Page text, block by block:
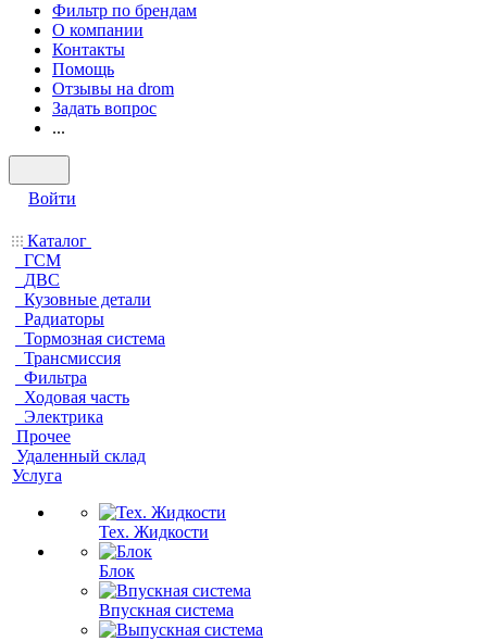
Фильтр по брендам
О компании
Контакты
Помощь
Отзывы на drom
Задать вопрос
...
Войти
Каталог
ГСМ
ДВС
Кузовные детали
Радиаторы
Тормозная система
Трансмиссия
Фильтра
Ходовая часть
Электрика
Прочее
Удаленный склад
Услуга
Тех. Жидкости
Блок
Впускная система